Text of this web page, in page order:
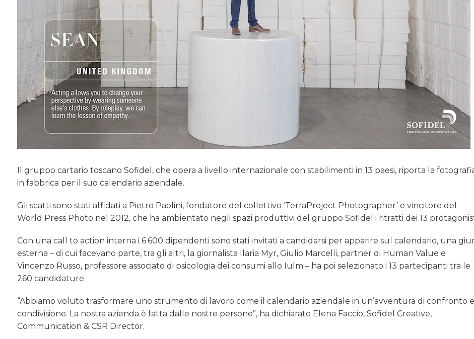
Il gruppo cartario toscano Sofidel, che opera a livello internazionale con stabilimenti in 13 paesi, riporta la
in fabbrica per il suo calendario aziendale.
Gli scatti sono stati affidati a Pietro Paolini, fondatore del collettivo ‘TerraProject Photographer’ e vincitore del
World Press Photo nel 2012, che ha ambientato negli spazi produttivi del gruppo Sofidel i ritratti dei 13
Con una call to action interna i 6.600 dipendenti sono stati invitati a candidarsi per apparire sul calendario, una
esterna – di cui facevano parte, tra gli altri, la giornalista Ilaria Myr, Giulio Marcelli, partner di Human Value e
Vincenzo Russo, professore associato di psicologia dei consumi allo Iulm – ha poi selezionato i 13 partecipanti tra le
260 candidature.
“Abbiamo voluto trasformare uno strumento di lavoro come il calendario aziendale in un’avventura di confronto e
condivisione. La nostra azienda è fatta dalle nostre persone”, ha dichiarato Elena Faccio, Sofidel Creative,
Communication & CSR Director.